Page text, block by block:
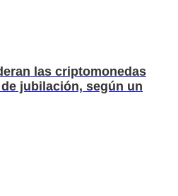
las criptomonedas
jubilación, según un